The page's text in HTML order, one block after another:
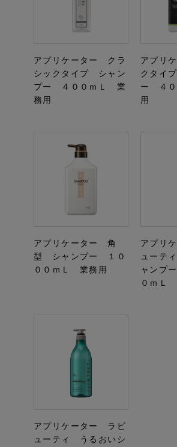
アプリケーター クラ
シックタイプ シャン
プー ４００ｍＬ 業
務用
アプリ
クタイ
ー ４
用
アプリケーター 角
型 シャンプー １０
００ｍＬ 業務用
アプリ
ューテ
ャンプ
０ｍＬ
アプリケーター ラビ
ューティ うるおいシ